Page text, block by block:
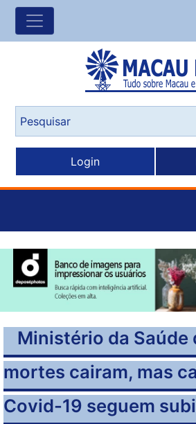
Login
Ministério da Saúde
mortes cairam, mas
Covid-19 seguem